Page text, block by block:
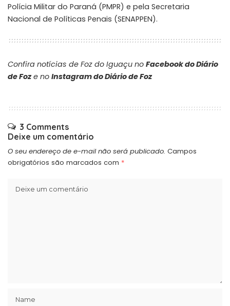
Polícia Militar do Paraná (PMPR) e pela Secretaria
Nacional de Políticas Penais (SENAPPEN).
Confira notícias de Foz do Iguaçu no Facebook do Diário
de Foze no Instagram do Diário de Foz
3 Comments
Deixe um comentário
O seu endereço de e-mail não será publicado. Campos
obrigatórios são marcados com *